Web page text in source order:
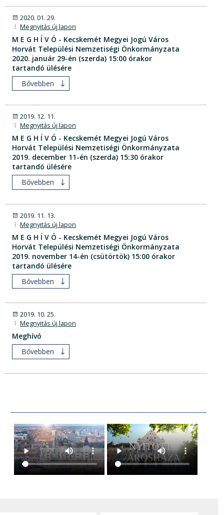
2020. 01. 29.
Megnyitás új lapon
M E G H Í V Ó - Kecskemét Megyei Jogú Város
Horvát Települési Nemzetiségi Önkormányzata
2020. január 29-én (szerda) 15:00 órakor
tartandó ülésére
Bővebben
2019. 12. 11.
Megnyitás új lapon
M E G H Í V Ó - Kecskemét Megyei Jogú Város
Horvát Települési Nemzetiségi Önkormányzata
2019. december 11-én (szerda) 15:30 órakor
tartandó ülésére
Bővebben
2019. 11. 13.
Megnyitás új lapon
M E G H Í V Ó - Kecskemét Megyei Jogú Város
Horvát Települési Nemzetiségi Önkormányzata
2019. november 14-én (csütörtök) 15:00 órakor
tartandó ülésére
Bővebben
2019. 10. 25.
Megnyitás új lapon
Meghívó
Bővebben